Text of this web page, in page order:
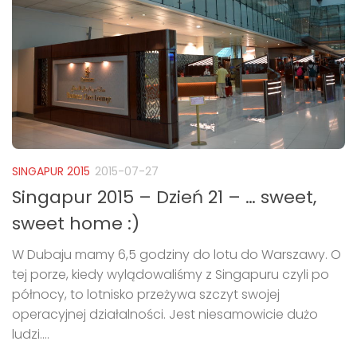
SINGAPUR 2015 2015-07-27
Singapur 2015 – Dzień 21 – … sweet,
sweet home :)
W Dubaju mamy 6,5 godziny do lotu do Warszawy. O
tej porze, kiedy wylądowaliśmy z Singapuru czyli po
północy, to lotnisko przeżywa szczyt swojej
operacyjnej działalności. Jest niesamowicie dużo
ludzi....